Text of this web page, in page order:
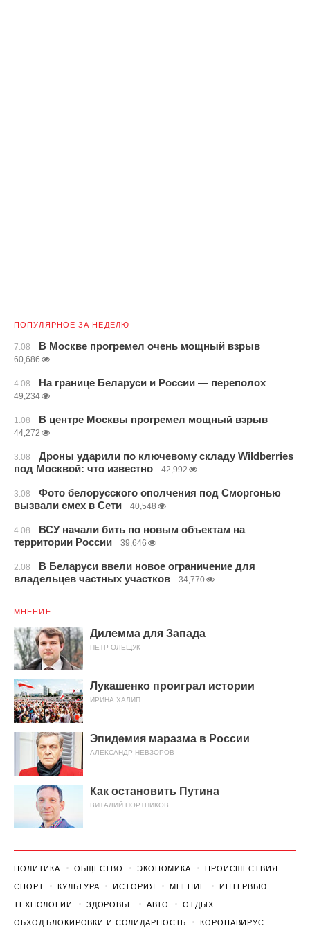
ПОПУЛЯРНОЕ ЗА НЕДЕЛЮ
7.08 В Москве прогремел очень мощный взрыв
60,686
4.08 На границе Беларуси и России — переполох
49,234
1.08 В центре Москвы прогремел мощный взрыв
44,272
3.08
Дроны ударили по ключевому складу Wildberries
под Москвой: что известно
42,992
3.08
Фото белорусского ополчения под Сморгонью
вызвали смех в Сети
40,548
4.08
ВСУ начали бить по новым объектам на
территории России
39,646
2.08
В Беларуси ввели новое ограничение для
владельцев частных участков
34,770
МНЕНИЕ
Дилемма для Запада
ПЕТР ОЛЕЩУК
Лукашенко проиграл истории
ИРИНА ХАЛИП
Эпидемия маразма в России
АЛЕКСАНДР НЕВЗОРОВ
Как остановить Путина
ВИТАЛИЙ ПОРТНИКОВ
ПОЛИТИКА ОБЩЕСТВО ЭКОНОМИКА ПРОИСШЕСТВИЯ
СПОРТ КУЛЬТУРА ИСТОРИЯ МНЕНИЕ ИНТЕРВЬЮ
ТЕХНОЛОГИИ ЗДОРОВЬЕ АВТО ОТДЫХ
ОБХОД БЛОКИРОВКИ И СОЛИДАРНОСТЬ КОРОНАВИРУС